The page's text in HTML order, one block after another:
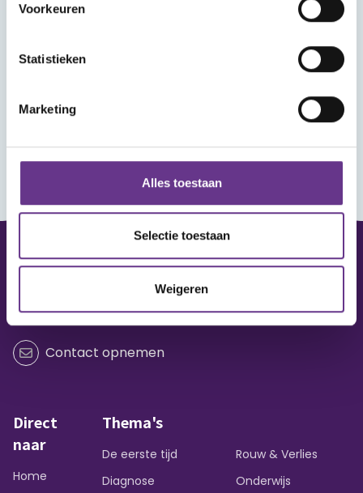
Voorkeuren
Statistieken
Marketing
Alles toestaan
Selectie toestaan
Weigeren
Vraag of opmerking?
Heb je een vraag of wil je iets delen?
Contact opnemen
Direct
naar
Home
Thema's
De eerste tijd
Diagnose
Rouw & Verlies
Onderwijs